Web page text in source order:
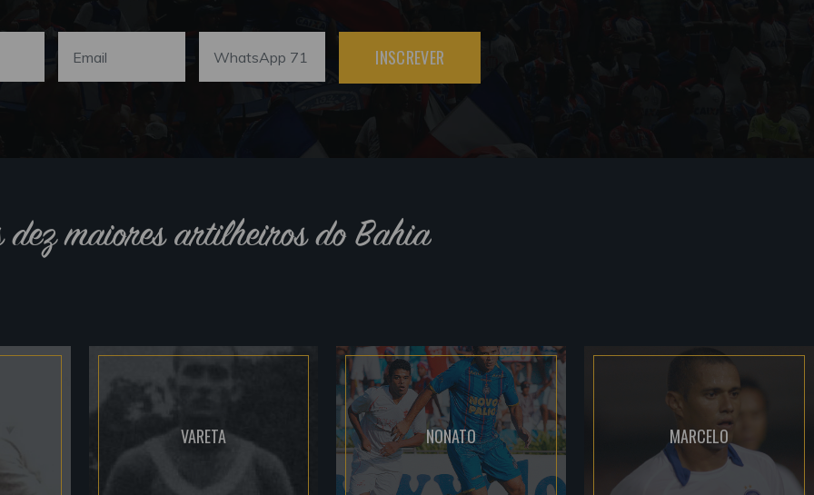
INSCREVER
dez maiores artilheiros do Bahia
VARETA NONATO MARCELO